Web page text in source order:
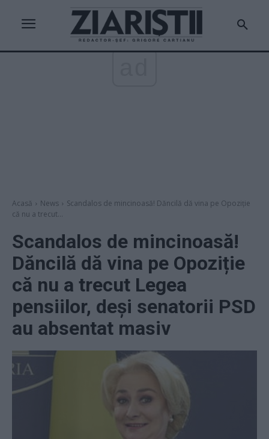
Acasă News
Scandalos de mincinoasă! Dăncilă dă vina pe Opoziție
că nu a trecut...
Scandalos de mincinoasă!
Dăncilă dă vina pe Opoziție
că nu a trecut Legea
pensiilor, deși senatorii PSD
au absentat masiv